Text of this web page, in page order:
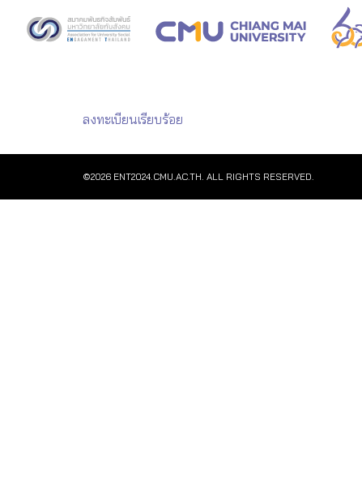
ลงทะเบียนเรียบร้อย
©2026 ENT2024.CMU.AC.TH. ALL RIGHTS RESERVED.